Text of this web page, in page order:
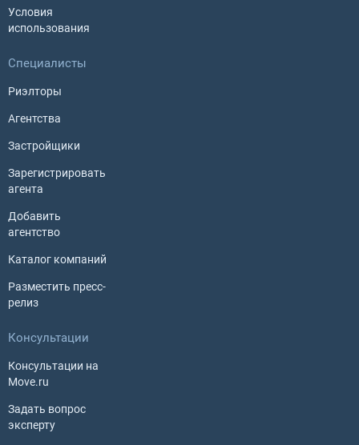
Условия
использования
Специалисты
Риэлторы
Агентства
Застройщики
Зарегистрировать
агента
Добавить
агентство
Каталог компаний
Разместить пресс-
релиз
Консультации
Консультации на
Move.ru
Задать вопрос
эксперту